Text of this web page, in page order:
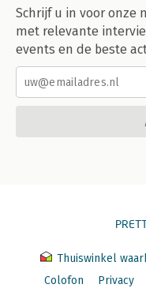
Schrijf u in voor onze
met relevante
events en de beste
Thuiswinkel
Colofon
Privacy